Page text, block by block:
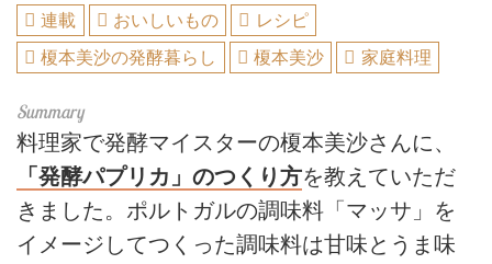
連載 おいしいもの
レシピ
榎本美沙の発酵暮らし
榎本美沙 家庭料理
料理家で発酵マイスターの榎本美沙さんに、
「発酵パプリカ」のつくり方を教えていただ
きました。ポルトガルの調味料「マッサ」を
イメージしてつくった調味料は甘味とうま味